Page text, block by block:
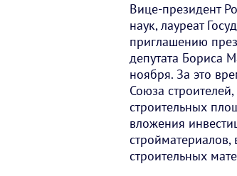
Вице-президент
наук, лауреат
приглашению
депутата Бориса
ноября. За это
Союза
строительных
вложения
строительных